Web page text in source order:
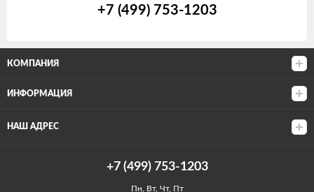
+7 (499) 753-1203
КОМПАНИЯ
ИНФОРМАЦИЯ
НАШ АДРЕС
+7 (499) 753-1203
Пн, Вт, Чт, Пт